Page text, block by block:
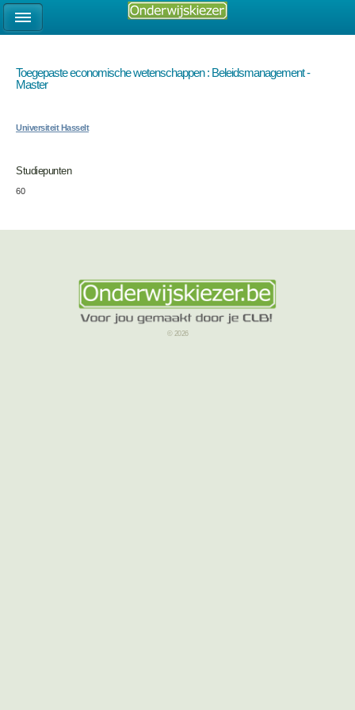
Toegepaste economische wetenschappen : Beleidsmanagement -
Master
Universiteit Hasselt
Studiepunten
60
© 2026